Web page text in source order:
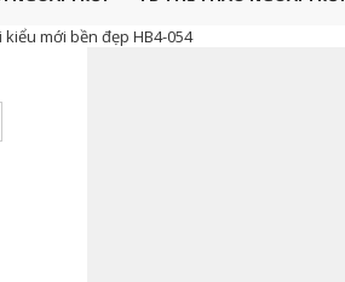
mới bền đẹp HB4-054